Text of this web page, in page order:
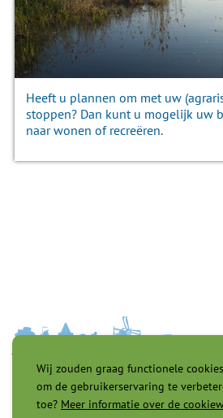
Wij zouden graag functionele
om de gebruikerservaring te
toe? Meer informatie over de
Heeft u plannen om met uw
stoppen? Dan kunt u mogelijk uw
naar wonen of recreëren.